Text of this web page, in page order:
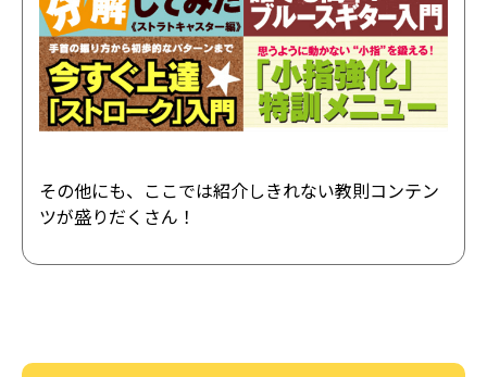
その他にも、ここでは紹介しきれない教則コンテン
ツが盛りだくさん！